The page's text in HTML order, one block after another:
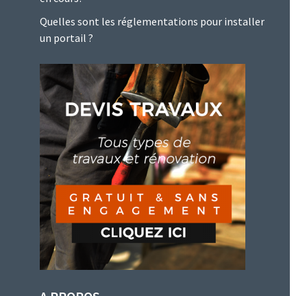
Quelles sont les réglementations pour installer
un portail ?